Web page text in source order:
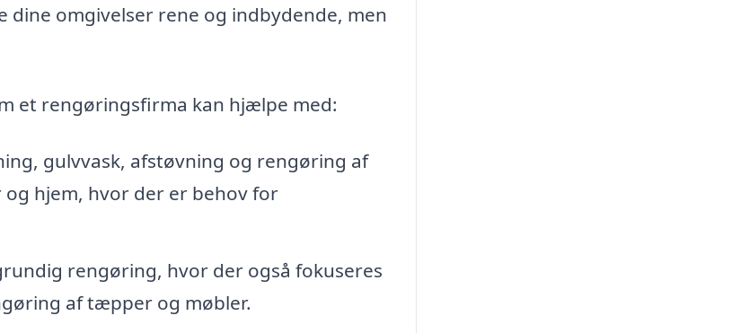
omgivelser rene og indbydende, men
et rengøringsfirma kan hjælpe med:
gulvvask, afstøvning og rengøring af
hjem, hvor der er behov for
rengøring, hvor der også fokuseres
af tæpper og møbler.